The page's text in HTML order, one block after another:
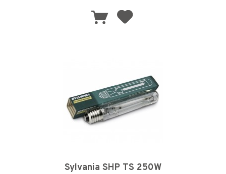
Sylvania SHP TS 250W